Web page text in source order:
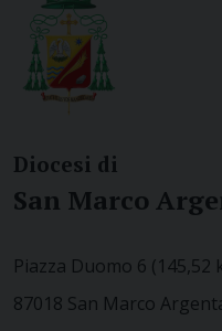
Diocesi di
San Marco
Piazza Duomo 6 (145,52
87018 San Marco